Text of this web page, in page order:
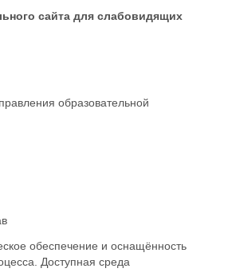
сайта для слабовидящих
образовательной
обеспечение и оснащённость
Доступная среда